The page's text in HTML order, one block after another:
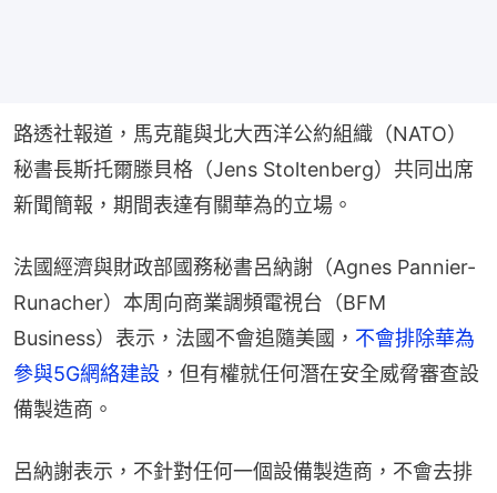
路透社報道，馬克龍與北大西洋公約組織（NATO）
秘書長斯托爾滕貝格（Jens Stoltenberg）共同出席
新聞簡報，期間表達有關華為的立場。
法國經濟與財政部國務秘書呂納謝（Agnes Pannier-
Runacher）本周向商業調頻電視台（BFM
Business）表示，法國不會追隨美國， 不會排除華為
參與5G網絡建設 ，但有權就任何潛在安全威脅審查設
備製造商。
呂納謝表示，不針對任何一個設備製造商，不會去排